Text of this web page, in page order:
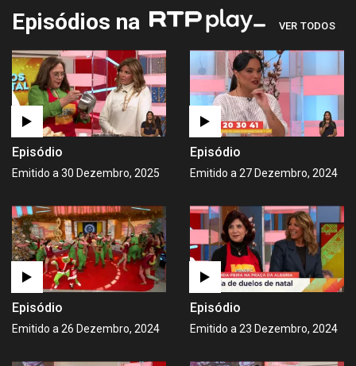
Episódios na VER TODOS
Episódio
Emitido a 30 Dezembro, 2025
Episódio
Emitido a 27 Dezembro, 2024
Episódio
Emitido a 26 Dezembro, 2024
Episódio
Emitido a 23 Dezembro, 2024